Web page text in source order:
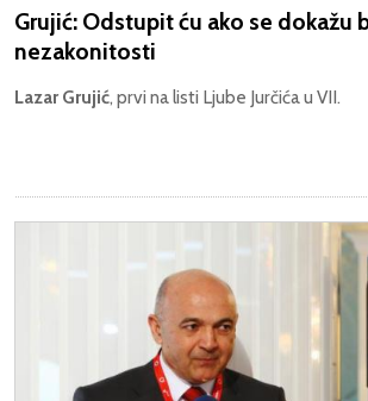
Grujić: Odstupit ću ako se dokažu
nezakonitosti
Lazar Grujić, prvi na listi Ljube Jurčića u VII.